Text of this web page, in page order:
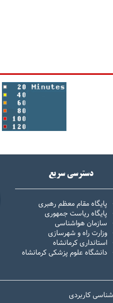
دسترسی سریع
پایگاه مقام معظم رهبری
پایگاه ریاست جمهوری
سازمان هواشناسی
وزارت راه و شهرسازی
استانداری کرمانشاه
دانشگاه علوم پزشکی کرمانشاه
کاربردی